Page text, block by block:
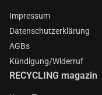
Impressum
Datenschutzerklärung
AGBs
Kündigung/Widerruf
RECYCLING magazin